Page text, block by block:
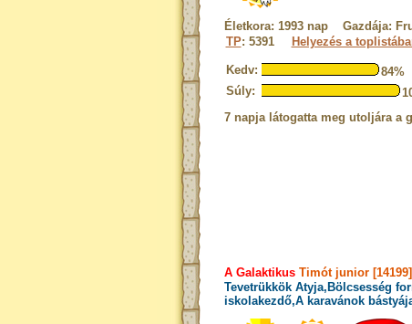
Életkora: 1993 nap Gazdája:
TP: 5391 Helyezés a
Kedv:
84%
Súly:
7 napja látogatta meg utoljára a
A GalaktikusTimót junior [14199]
Tevetrükkök Atyja,Bölcsesség
iskolakezdő,A karavánok